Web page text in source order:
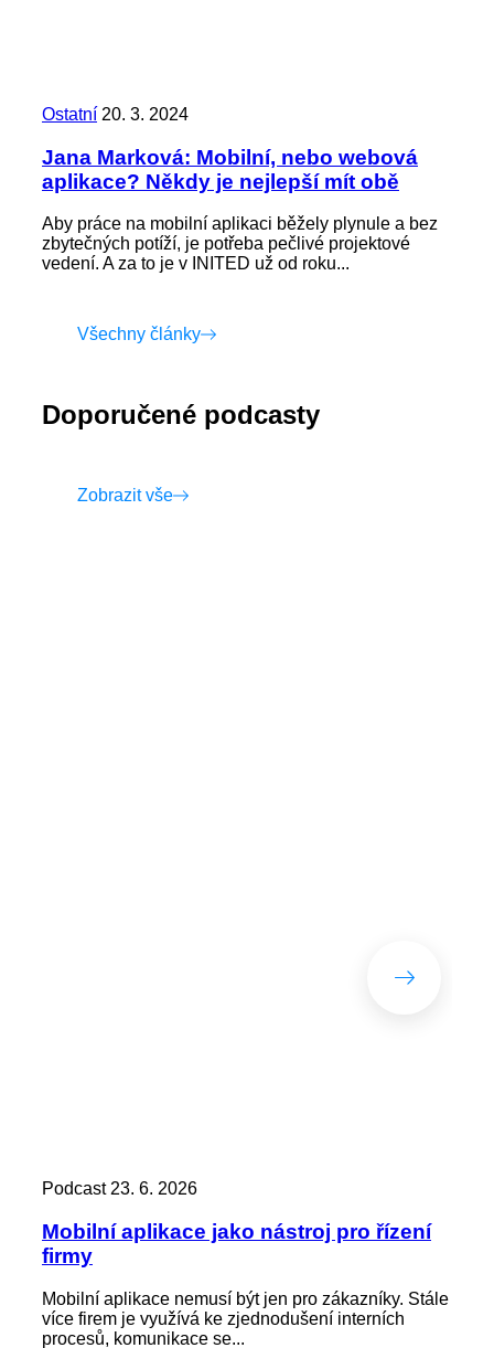
Ostatní 20. 3. 2024
Jana Marková: Mobilní, nebo webová
aplikace? Někdy je nejlepší mít obě
Aby práce na mobilní aplikaci běžely plynule a bez
zbytečných potíží, je potřeba pečlivé projektové
vedení. A za to je v INITED už od roku...
Všechny články
Doporučené podcasty
Zobrazit vše
Podcast 23. 6. 2026
Mobilní aplikace jako nástroj pro řízení
firmy
Mobilní aplikace nemusí být jen pro zákazníky. Stále
více firem je využívá ke zjednodušení interních
procesů, komunikace se...